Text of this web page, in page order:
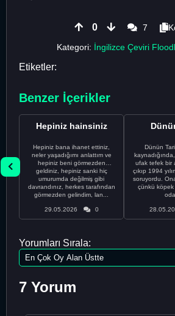
0 7
Kategori: İngilizce Çeviri
Etiketler:
Benzer İçerikler
Hepiniz hainsiniz
Hepiniz bana ihanet ettiniz,
neler yaşadığımı anlattım ve
hepiniz beni görmezden
geldiniz, hepiniz sanki hiç
umurumda değilmiş gibi
davrandınız, herkes tarafından
görmezden gelindim, lan...
29.05.2026 0
Dünün Tarifi Çorba
ufak tefek bir
çıkıp 1994
soruyordu.
çünkü
Yorumları Sırala:
7 Yorum